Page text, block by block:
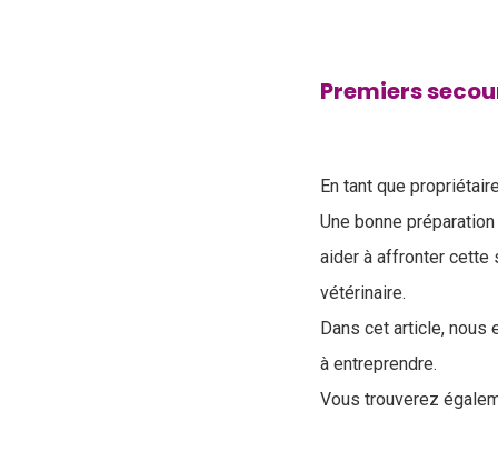
Premiers
En tant que
Une bonne
aider à affronter cette
vétérinaire.
Dans cet article,
à entreprendre.
Vous trouverez